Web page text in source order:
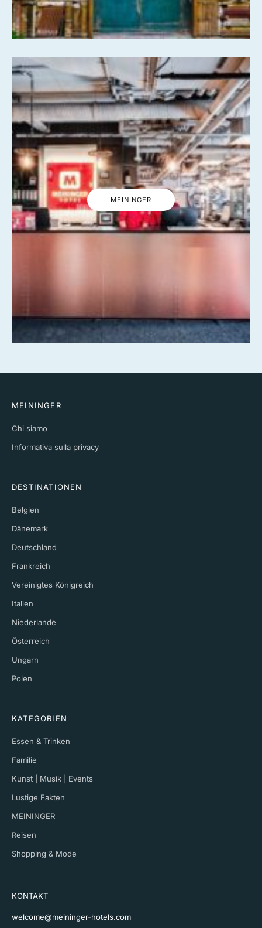
MEININGER
MEININGER
Chi siamo
Informativa sulla privacy
DESTINATIONEN
Belgien
Dänemark
Deutschland
Frankreich
Vereinigtes Königreich
Italien
Niederlande
Österreich
Ungarn
Polen
KATEGORIEN
Essen & Trinken
Familie
Kunst | Musik | Events
Lustige Fakten
MEININGER
Reisen
Shopping & Mode
KONTAKT
welcome@meininger-hotels.com